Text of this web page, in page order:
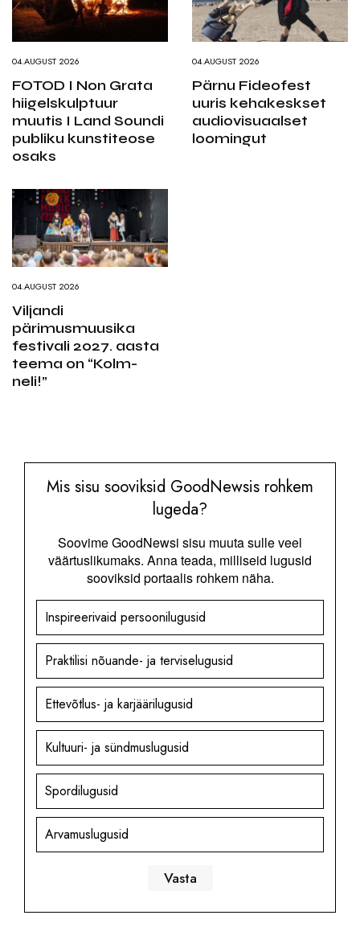
04.AUGUST 2026
FOTOD I Non Grata
hiigelskulptuur
muutis I Land Soundi
publiku kunstiteose
osaks
04.AUGUST 2026
Pärnu Fideofest
uuris kehakeskset
audiovisuaalset
loomingut
04.AUGUST 2026
Viljandi
pärimusmuusika
festivali 2027. aasta
teema on “Kolm-
neli!”
Mis sisu sooviksid GoodNewsis rohkem
lugeda?
Soovime GoodNewsi sisu muuta sulle veel
väärtuslikumaks. Anna teada, milliseid lugusid
sooviksid portaalis rohkem näha.
Inspireerivaid persoonilugusid
Praktilisi nõuande- ja terviselugusid
Ettevõtlus- ja karjäärilugusid
Kultuuri- ja sündmuslugusid
Spordilugusid
Arvamuslugusid